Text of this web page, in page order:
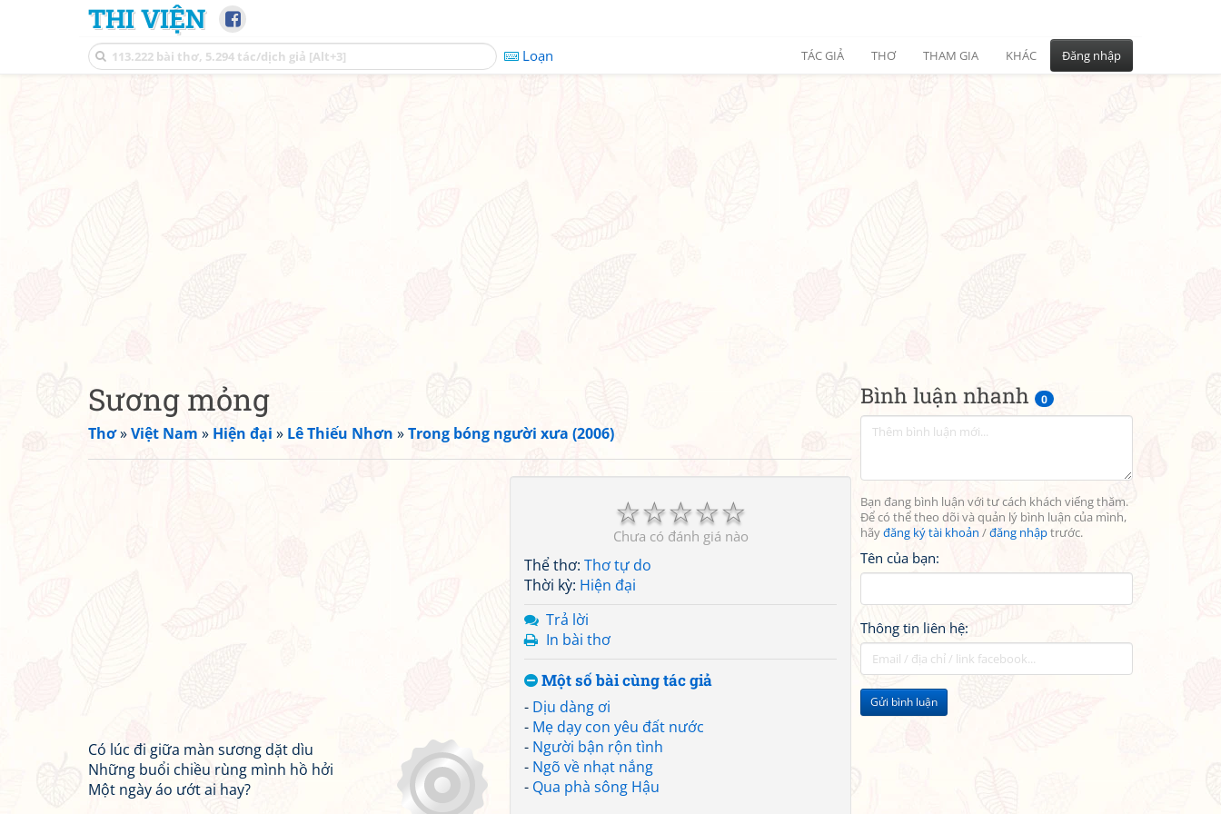
THI VIỆN
Loạn TÁC GIẢ THƠ THAM GIA KHÁC Đăng nhập
Bình luận nhanh 0
Bạn đang bình luận với tư cách khách viếng thăm.
Để có thể theo dõi và quản lý bình luận của mình,
hãyđăng ký tài khoản /đăng nhậptrước.
Tên của bạn:
Thông tin liên hệ:
Gửi bình luận
Sương mỏng
Thơ»Việt Nam » Hiện đại » Lê Thiếu Nhơn »Trong bóng người xưa (2006)
☆
☆
☆
☆
☆
Chưa có đánh giá nào
Thể thơ: Thơ tự do
Thời kỳ: Hiện đại
Trả lời
In bài thơ
Một số bài cùng tác giả
- Dịu dàng ơi
- Mẹ dạy con yêu đất nước
- Người bận rộn tình
- Ngõ về nhạt nắng
- Qua phà sông Hậu
Có lúc đi giữa màn sương dặt dìu
Những buổi chiều rùng mình hồ hởi
Một ngày áo ướt ai hay?